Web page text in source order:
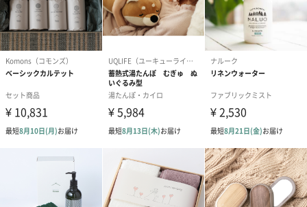
い。パッケージに入れてお届けします。
ブーケ（ピンク）
プリザーブドフラワー
ブーケ（ブルー）
（2,580円）
アミュレット
ク）（1,500円